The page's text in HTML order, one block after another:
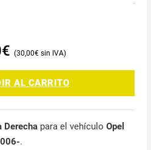
€ 30,00€
AL CARRITO
Derechapara el vehículo Opel
.